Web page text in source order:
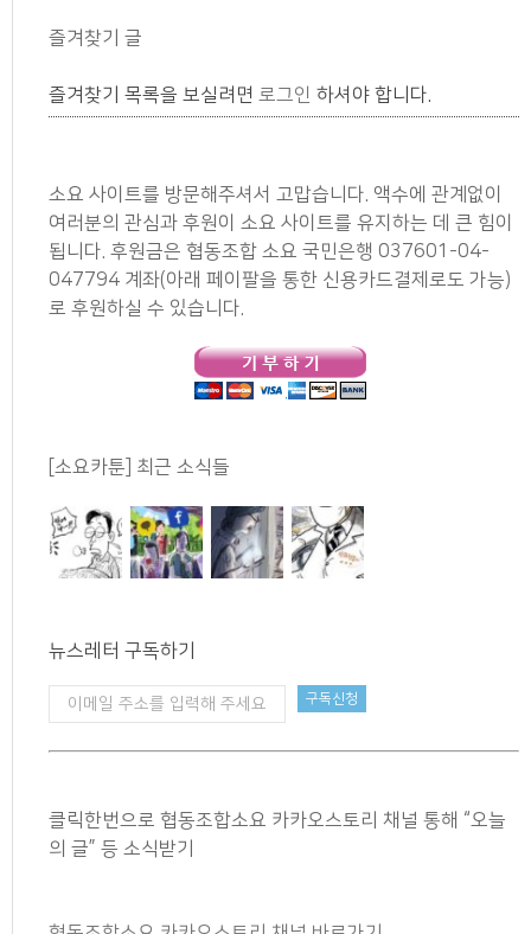
즐겨찾기 글
즐겨찾기 목록을 보실려면 로그인 하셔야 합니다.
소요 사이트를 방문해주셔서 고맙습니다. 액수에 관계없이
여러분의 관심과 후원이 소요 사이트를 유지하는 데 큰 힘이
됩니다. 후원금은 협동조합 소요 국민은행 037601-04-
047794 계좌(아래 페이팔을 통한 신용카드결제로도 가능)
로 후원하실 수 있습니다.
[소요카툰] 최근 소식들
뉴스레터 구독하기
클릭한번으로 협동조합소요 카카오스토리 채널 통해 “오늘
의 글” 등 소식받기